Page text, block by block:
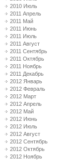
2010 Июль
2011 Апрель
2011 Май
2011 Июнь
2011 Июль
2011 Август
2011 Сентябрь
2011 Октябрь
2011 Ноябрь
2011 Декабрь
2012 Январь
2012 Февраль
2012 Март
2012 Апрель
2012 Май
2012 Июнь
2012 Июль
2012 Август
2012 Сентябрь
2012 Октябрь
2012 Ноябрь